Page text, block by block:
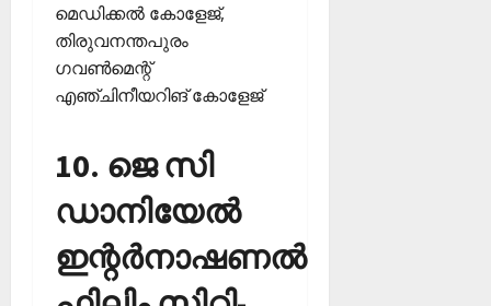
മെഡിക്കല്‍ കോളേജ്,
തിരുവനന്തപുരം
ഗവണ്‍മെന്റ്
എഞ്ചിനീയറിങ് കോളേജ്‌
10. ജെ സി
ഡാനിയേല്‍
ഇന്റര്‍നാഷണല്‍